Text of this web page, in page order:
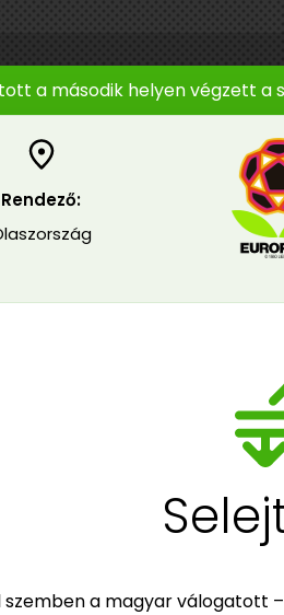
a második helyen végzett
Rendező:
a magyar